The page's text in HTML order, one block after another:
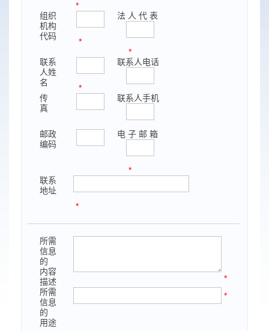
*
组织
机构
代码
*
法 人 代 表
*
联系
人姓
名
*
联系人电话
传
真
联系人手机
邮政
编码
电 子 邮 箱
*
联系
地址
*
所需
信息
的
内容
描述
*
所需
信息
的
用途
*